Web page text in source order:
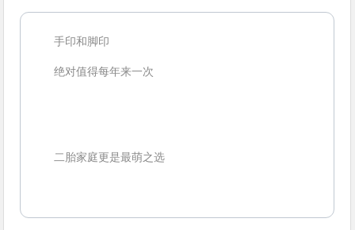
手印和脚印
绝对值得每年来一次
二胎家庭更是最萌之选